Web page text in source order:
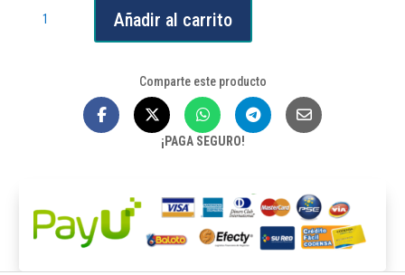
pinzas
Añadir al carrito
Comparte este producto
¡PAGA SEGURO!